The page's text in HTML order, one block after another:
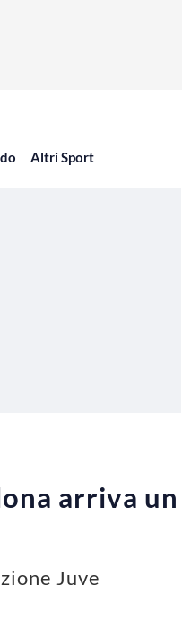
Altri Sport
arriva un
Juve